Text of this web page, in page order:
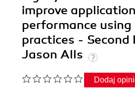
improve application
performance
practices - Second
Jason Alls
Dodaj